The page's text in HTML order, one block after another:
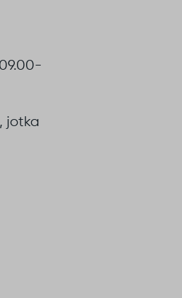
jotka